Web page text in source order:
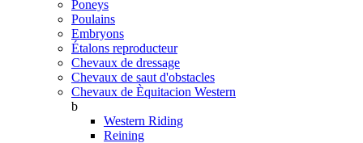
Poneys
Poulains
Embryons
Étalons reproducteur
Chevaux de dressage
Chevaux de saut d'obstacles
Chevaux de Èquitacion Western
b
Western Riding
Reining